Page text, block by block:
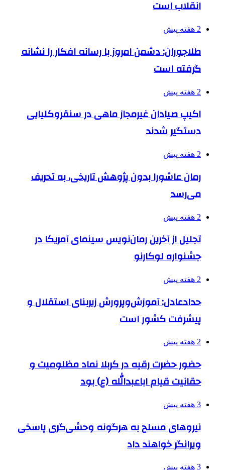
انقلاب است
2 هفته پیش
طلاجوران: دشمن امروز با رسانه افکار را نشانه
گرفته است
2 هفته پیش
اکیپ صیادان غیرمجاز ماهی در سنقروکلیایی
دستگیر شدند
2 هفته پیش
رمان عاشورا بدون پژوهش تاریخی، به تحریف
می‌رسد
2 هفته پیش
تجلیل از آخرین رمان‌نویس سینمای آمریکا در
جشنواره لوکارنو
2 هفته پیش
حدادعادل: آموزش‌وپرورش زیربنای استقلال و
پیشرفت کشور است
2 هفته پیش
حضور حضرت رقیه در کربلا نماد مظلومیت و
حقانیت قیام اباعبدالله (ع) بود
3 هفته پیش
نیروهای مسلح به هرگونه وحشی‌گری پاسخی
ویرانگر خواهند داد
3 هفته پیش